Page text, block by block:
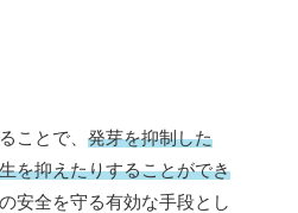
ことで、 発芽を抑制した
を抑えたりすることができ
安全を守る有効な手段とし